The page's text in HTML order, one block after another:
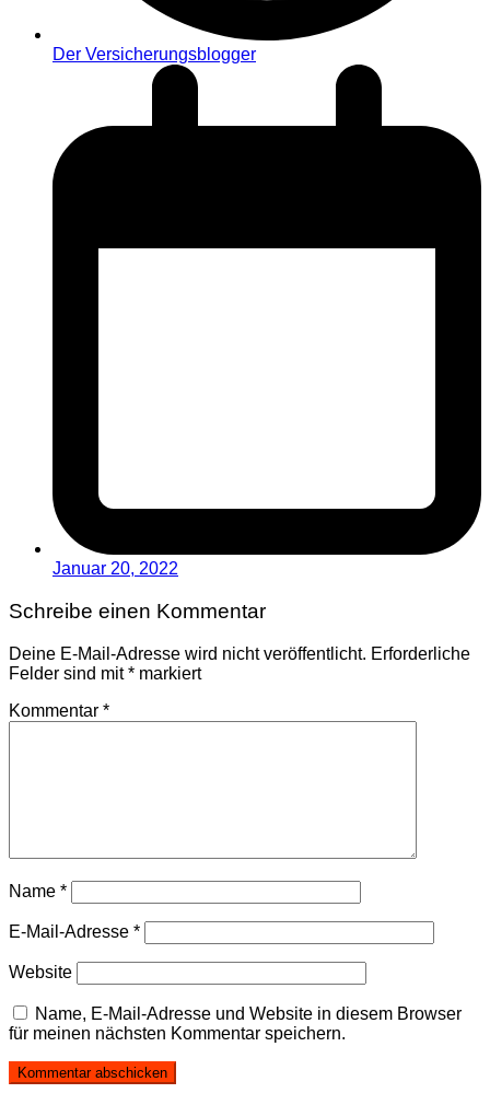
Der Versicherungsblogger
Januar 20, 2022
Schreibe einen Kommentar
Deine E-Mail-Adresse wird nicht veröffentlicht. Erforderliche
Felder sind mit* markiert
Kommentar *
Name *
E-Mail-Adresse *
Website
Name, E-Mail-Adresse und Website in diesem Browser
für meinen nächsten Kommentar speichern.